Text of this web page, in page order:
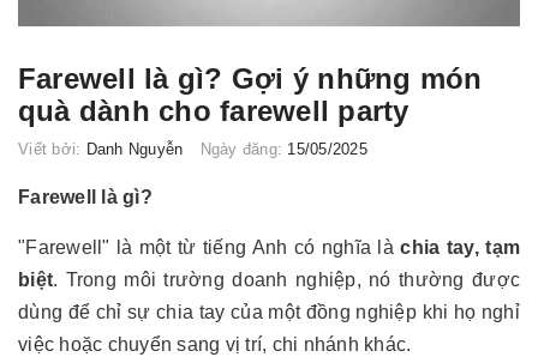
Farewell là gì? Gợi ý những món
quà dành cho farewell party
Viết bởi: Danh Nguyễn Ngày đăng: 15/05/2025
Farewell là gì?
"Farewell" là một từ tiếng Anh có nghĩa làchia tay, tạm
biệt. Trong môi trường doanh nghiệp, nó thường được
dùng để chỉ sự chia tay của một đồng nghiệp khi họ nghỉ
việc hoặc chuyển sang vị trí, chi nhánh khác.